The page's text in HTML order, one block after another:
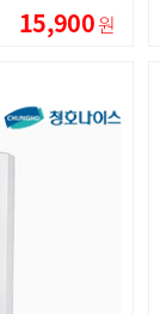
15,900원